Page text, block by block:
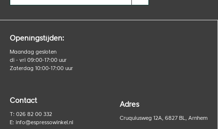
Openingstijden:
Maandag gesloten
di - vri 09:00-17:00 uur
Zaterdag 10:00-17:00 uur
Contact
T: 026 82 00 332
E: info@espressowinkel.nl
Adres
Cruquiusweg 12A, 6827 BL, Arnhem